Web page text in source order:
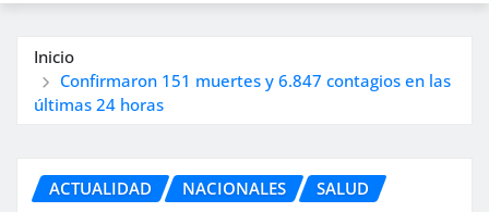
Inicio
Confirmaron 151 muertes y 6.847 contagios en las
últimas 24 horas
ACTUALIDAD NACIONALES SALUD